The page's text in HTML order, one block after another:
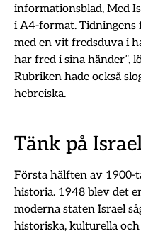
informationsblad, Med
i A4-format. Tidningens
med en vit fredsduva i
har fred i sina händer”,
Rubriken hade också
hebreiska.
Tänk på
Första hälften av 1900-
historia. 1948 blev det
moderna staten Israel
historiska, kulturella